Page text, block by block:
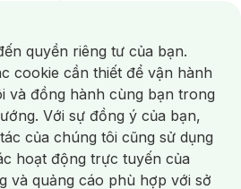
/Mặt Nạ Xông Hơi /Nước Rửa Tay/
Đánh Răng /Bàn Chải Điện/
/Máy Tăm Nước/ Nước Súc Miệng/
/ Dung Dịch Vệ Sinh/Dưỡng Vùng Kín/
Vệ Sinh/Tampon/Bọt Cạo Râu /Dao Cạo Râu/
/ Mất Nước/ Da Lão Hóa/ Da Mụn/
Thâm / Nám / Tàn Nhang
Da Cơ Địa
quyền riêng tư của bạn.
cookie cần thiết để vận hành
và đồng hành cùng bạn trong
Với sự đồng ý của bạn,
của chúng tôi cũng sử dụng
hoạt động trực tuyến của
và quảng cáo phù hợp với sở